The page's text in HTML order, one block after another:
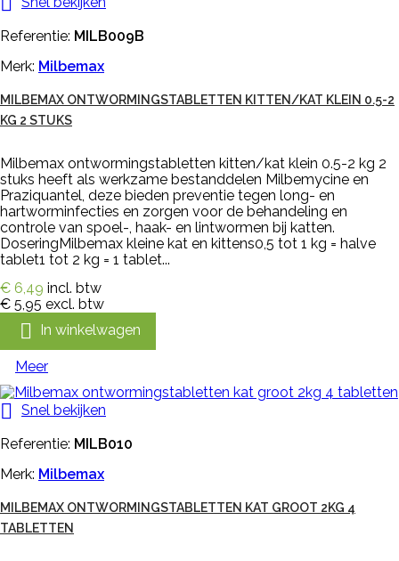
Referentie: MILB009B
Merk: Milbemax
MILBEMAX ONTWORMINGSTABLETTEN KITTEN/KAT KLEIN 0.5-2
KG 2 STUKS
Milbemax ontwormingstabletten kitten/kat klein 0.5-2 kg 2
stuks heeft als werkzame bestanddelen Milbemycine en
Praziquantel, deze bieden preventie tegen long- en
hartworminfecties en zorgen voor de behandeling en
controle van spoel-, haak- en lintwormen bij katten.
DoseringMilbemax kleine kat en kittens0,5 tot 1 kg = halve
tablet1 tot 2 kg = 1 tablet...
€ 6,49 incl. btw
€ 5,95 excl. btw
 In winkelwagen
Meer
 Snel bekijken
Referentie: MILB010
Merk: Milbemax
MILBEMAX ONTWORMINGSTABLETTEN KAT GROOT 2KG 4
TABLETTEN